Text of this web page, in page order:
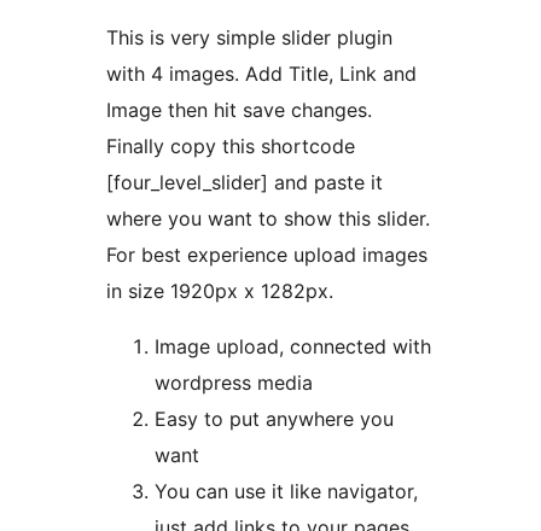
This is very simple slider plugin
with 4 images. Add Title, Link and
Image then hit save changes.
Finally copy this shortcode
[four_level_slider] and paste it
where you want to show this slider.
For best experience upload images
in size 1920px x 1282px.
Image upload, connected with
wordpress media
Easy to put anywhere you
want
You can use it like navigator,